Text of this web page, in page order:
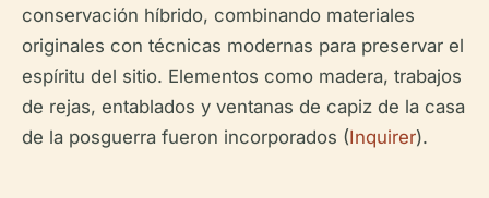
conservación híbrido, combinando materiales
originales con técnicas modernas para preservar el
espíritu del sitio. Elementos como madera, trabajos
de rejas, entablados y ventanas de capiz de la casa
de la posguerra fueron incorporados (Inquirer).